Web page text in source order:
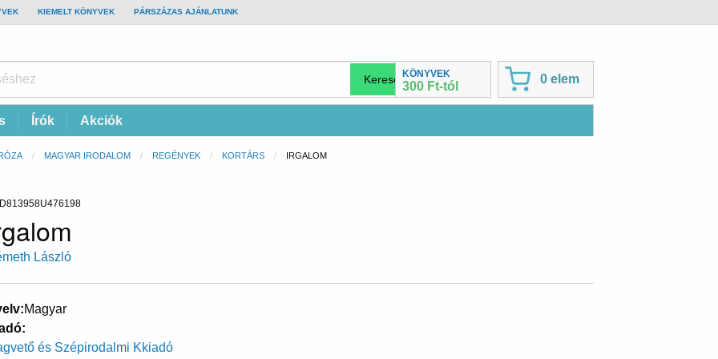
KIEMELT KÖNYVEK PÁRSZÁZAS AJÁNLATUNK
KÖNYVEK
300 Ft-tól
0 elem
Írók Akciók
MAGYAR IRODALOM REGÉNYEK KORTÁRS CURRENT:
IRGALOM
László
Magyar
és Szépirodalmi Kkiadó